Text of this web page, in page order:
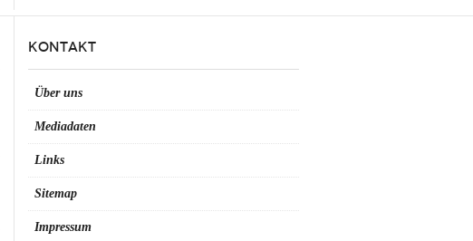
KONTAKT
Über uns
Mediadaten
Links
Sitemap
Impressum